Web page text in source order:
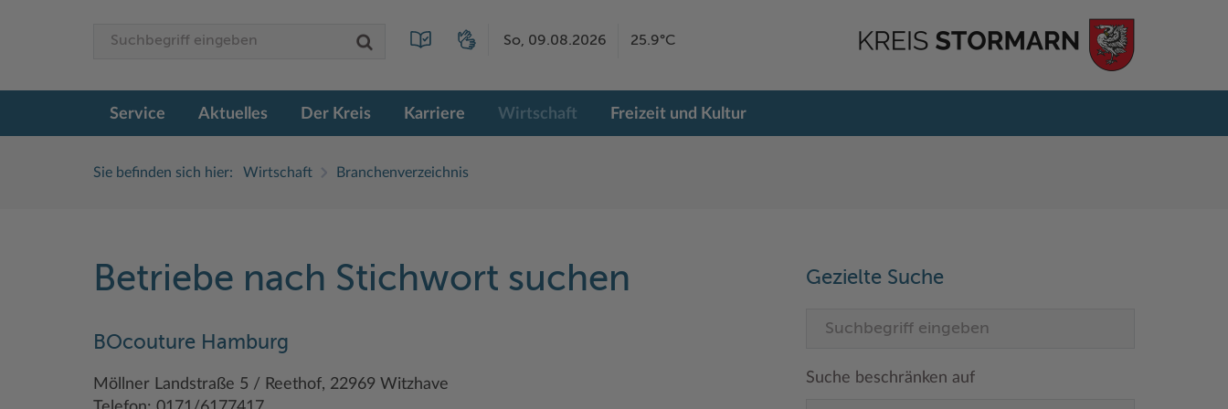
So, 09.08.2026 25.9°C
Service Aktuelles Der Kreis Karriere Wirtschaft Freizeit und Kultur
Sie befinden sich hier: Wirtschaft Branchenverzeichnis
Betriebe nach Stichwort suchen
BOcouture Hamburg
Möllner Landstraße 5 / Reethof, 22969 Witzhave
Gezielte Suche
Suche beschränken auf